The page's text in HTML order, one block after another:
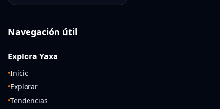
Navegación útil
Explora Yaxa
•Inicio
•Explorar
•Tendencias